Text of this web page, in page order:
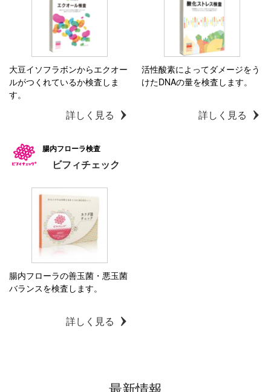
大豆イソフラボンからエクオー
ルがつくれているか検査しま
す。
詳しく見る
活性酸素によってダメージをう
けたDNAの量を検査します。
詳しく見る
腸内フローラ検査
ビフィチェック
腸内フローラの善玉菌・悪玉菌
バランスを検査します。
詳しく見る
最新情報